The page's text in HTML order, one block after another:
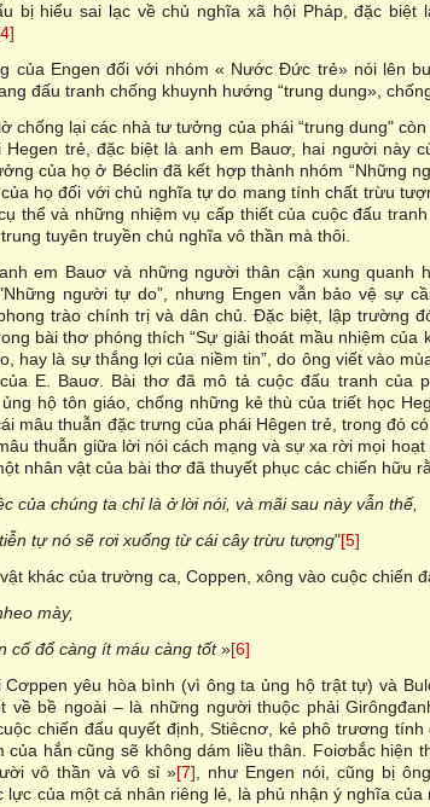
bị hiểu sai lạc về chủ nghĩa xã hội Pháp, đặc biệt
của Engen đối với nhóm « Nước Đức trẻ» nói lên
đấu tranh chống khuynh hướng “trung dung»,
chống lại các nhà tư tưởng của phái “trung dung"
Hegen trẻ, đặc biệt là anh em Bauơ, hai người này
của họ ở Béclin đã kết hợp thành nhóm “Những
họ đối với chủ nghĩa tự do mang tính chất trừu
thể và những nhiệm vụ cấp thiết của cuộc đấu
tuyên truyền chủ nghĩa vô thần mà thôi.
em Bauơ và những người thân cận xung quanh
người tự do”, nhưng Engen vẫn bảo vệ sự
trào chính trị và dân chủ. Đặc biệt, lập trường
bài thơ phóng thích “Sự giải thoát mầu nhiệm của
hay là sự thắng lợi của niềm tin”, do ông viết vào
E. Bauơ. Bài thơ đã mô tả cuộc đấu tranh của
hộ tôn giáo, chống những kẻ thù của triết học
mâu thuẫn đặc trưng của phái Hêgen trẻ, trong đó
thuẫn giữa lời nói cách mạng và sự xa rời mọi hoạt
nhân vật của bài thơ đã thuyết phục các chiến hữu
của chúng ta chỉ là ở lời nói, và mãi sau này vẫn thế,
tự nó sẽ rơi xuống từ cái cây trừu tượng"[5]
khác của trường ca, Coppen, xông vào cuộc chiến
mày,
cố đổ càng ít máu càng tốt»[6]
Cơppen yêu hòa bình (vì ông ta ủng hộ trật tự) và
về bề ngoài – là những người thuộc phải
chiến đấu quyết định, Stiêcnơ, kẻ phô trương tính
của hắn cũng sẽ không dám liều thân. Foiơbắc hiện
vô thần và vô sỉ »[7] , như Engen nói, cũng bị
lực của một cá nhân riêng lẻ, là phủ nhận ý nghĩa